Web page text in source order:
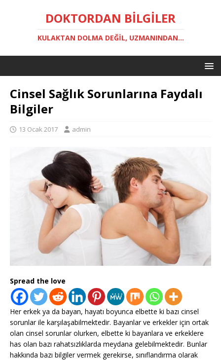
DOKTORDAN BILGILER
KULAKTAN DOLMA DEĞIL, UZMANINDAN...
Cinsel Sağlık Sorunlarına Faydalı
Bilgiler
13 Ocak 2017 admin
Spread the love
Her erkek ya da bayan, hayatı boyunca elbette ki bazı cinsel
sorunlar ile karşılaşabilmektedir. Bayanlar ve erkekler için ortak
olan cinsel sorunlar olurken, elbette ki bayanlara ve erkeklere
has olan bazı rahatsızlıklarda meydana gelebilmektedir. Bunlar
hakkında bazı bilgiler vermek gerekirse, sınıflandırma olarak